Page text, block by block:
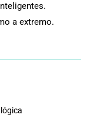
a extremo.